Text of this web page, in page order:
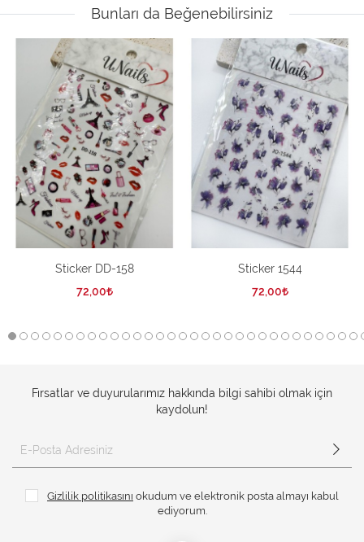
Bunları da Beğenebilirsiniz
Sticker DD-158
72,00
Sticker 1544
72,00
Fırsatlar ve duyurularımız hakkında bilgi sahibi olmak için
kaydolun!
Gizlilik politikasını okudum ve elektronik posta almayı kabul
ediyorum.